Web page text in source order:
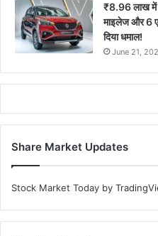
₹8.96 लाख में
माइलेज और 6
दिया धमाल!
June 21,
Share Market Updates
Stock Market Today by